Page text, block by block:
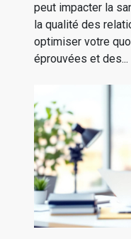
peut impacter la
la qualité des
optimiser votre
éprouvées et des...